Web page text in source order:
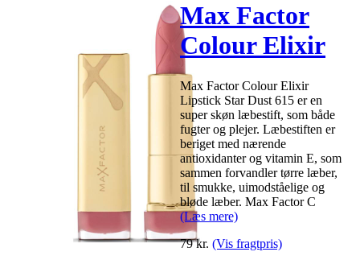
Max Factor
Colour Elixir
Lipstick-Star
Dust 615 (U)
Max Factor Colour Elixir
Lipstick Star Dust 615 er en
super skøn læbestift, som både
fugter og plejer. Læbestiften er
beriget med nærende
antioxidanter og vitamin E, som
sammen forvandler tørre læber,
til smukke, uimodståelige og
bløde læber. Max Factor C
(Læs mere)
79 kr. (Vis fragtpris)